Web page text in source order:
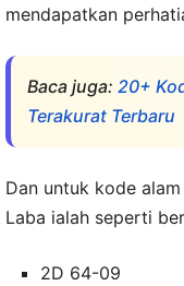
mendapatkan
Baca juga: 20+
Terakurat Terbaru
Dan untuk kode
Laba ialah seperti
2D 64-09